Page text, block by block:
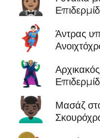
🦸🏻‍♂️
Άντρας
🦹🏼
💆🏿‍♂️
Μασάζ